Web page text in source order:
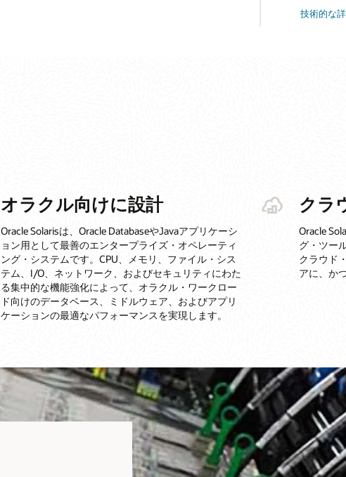
技術的な
オラクル向けに設計
Oracle Solarisは、Oracle DatabaseやJavaアプリケーシ
ョン用として最善のエンタープライズ・オペレーティ
ング・システムです。CPU、メモリ、ファイル・シス
テム、I/O、ネットワーク、およびセキュリティにわた
る集中的な機能強化によって、オラクル・ワークロー
ド向けのデータベース、ミドルウェア、およびアプリ
ケーションの最適なパフォーマンスを実現します。
クラ
Oracle
グ・ツー
クラウド
アに、か